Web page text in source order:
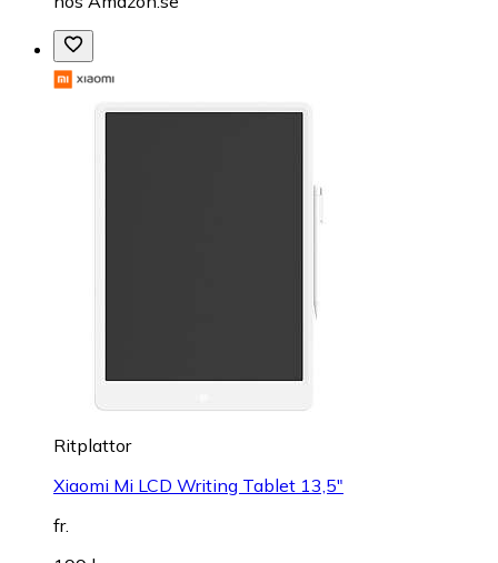
Ritplattor
Xiaomi Mi LCD Writing Tablet 13,5"
fr.